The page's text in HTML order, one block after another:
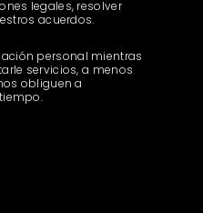
legales, resolver
acuerdos.
personal mientras
servicios, a menos
obliguen a